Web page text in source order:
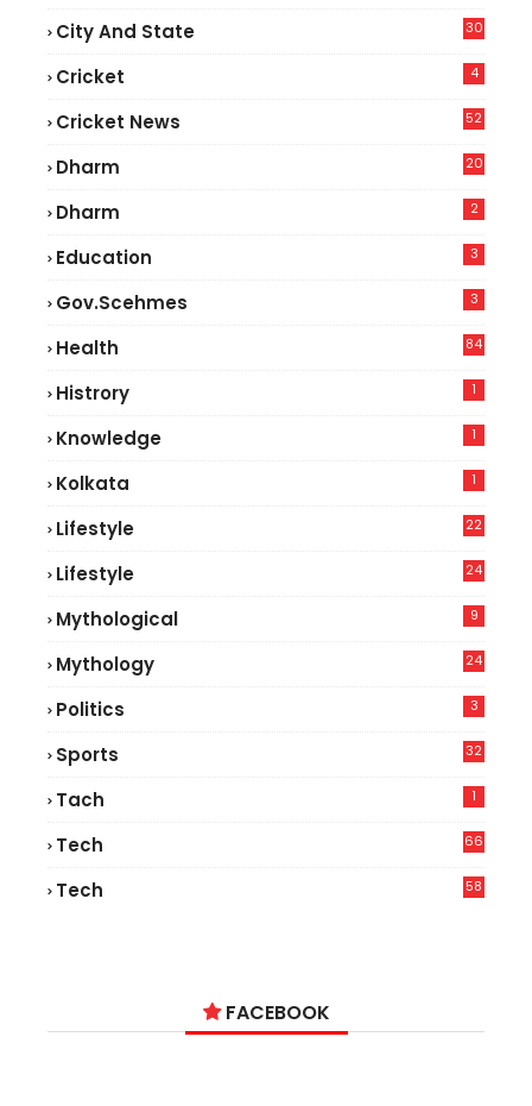
City And State 30
Cricket 4
Cricket News
52
Dharm 20
Dharm 2
Education 3
Gov.scehmes 3
Health
84
Histrory 1
Knowledge 1
Kolkata 1
Lifestyle
22
Lifestyle
24
Mythological 9
Mythology 24
Politics 3
Sports 32
Tach 1
Tech
66
Tech
58
FACEBOOK